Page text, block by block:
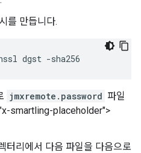
를 만듭니다.
dgst -sha256
jmxremote.password 파일
smartling-placeholder">
터리에서 다음 파일을 다음으로